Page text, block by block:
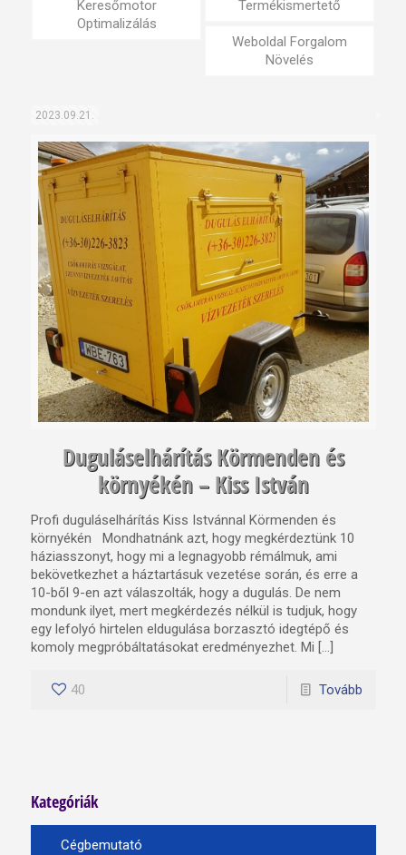
Keresőmotor
Optimalizálás
Termékismertető
Weboldal Forgalom
Növelés
2023.09.21.
Duguláselhárítás Körmenden és
környékén – Kiss István
Profi duguláselhárítás Kiss Istvánnal Körmenden és
környékén Mondhatnánk azt, hogy megkérdeztünk 10
háziasszonyt, hogy mi a legnagyobb rémálmuk, ami
bekövetkezhet a háztartásuk vezetése során, és erre a
10-ből 9-en azt válaszolták, hogy a dugulás. De nem
mondunk ilyet, mert megkérdezés nélkül is tudjuk, hogy
egy lefolyó hirtelen eldugulása borzasztó idegtépő és
komoly megpróbáltatásokat eredményezhet. Mi […]
40 Tovább
Kategóriák
Cégbemutató